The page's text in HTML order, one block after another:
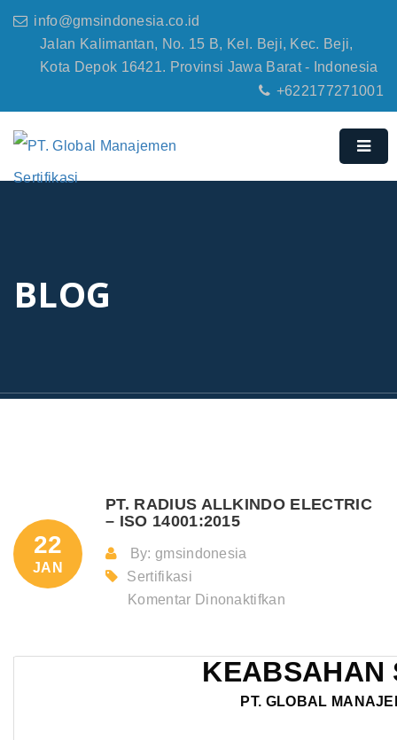
info@gmsindonesia.co.id
Jalan Kalimantan, No. 15 B, Kel. Beji, Kec. Beji,
Kota Depok 16421. Provinsi Jawa Barat - Indonesia
+622177271001
BLOG
22
JAN
PT. RADIUS ALLKINDO ELECTRIC
– ISO 14001:2015
By: gmsindonesia
Sertifikasi
Komentar Dinonaktifkan
ALLKINDO
KEABSAHAN
PT. GLOBAL